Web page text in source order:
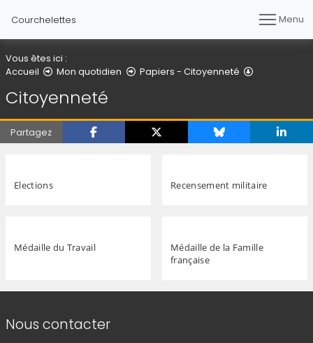
Courchelettes Menu
Vous êtes ici :
Accueil
Mon quotidien Papiers - Citoyenneté
Citoyenneté
Partagez
Elections Recensement militaire
Médaille du Travail
Médaille de la Famille
française
Informations de contact
Nous contacter